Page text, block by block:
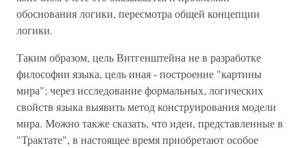
обоснования логики, пересмотра общей концепции
логики.
Таким образом, цель Витгенштейна не в разработке
философии языка, цель иная - построение "картины
мира"; через исследование формальных, логических
свойств языка выявить метод конструирования модели
мира. Можно также сказать, что идеи, представленные в
"Трактате", в настоящее время приобретают особое